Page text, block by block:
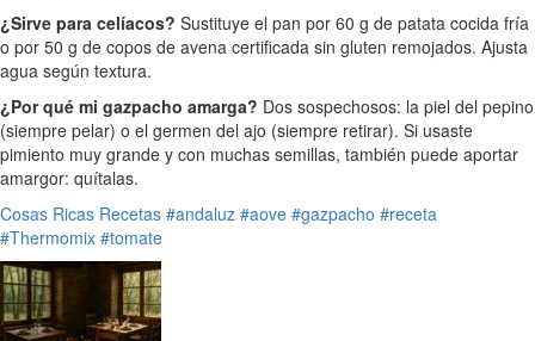
¿Sirve para celíacos? Sustituye el pan por 60 g de patata cocida fría
o por 50 g de copos de avena certificada sin gluten remojados. Ajusta
agua según textura.
¿Por qué mi gazpacho amarga? Dos sospechosos: la piel del pepino
(siempre pelar) o el germen del ajo (siempre retirar). Si usaste
pimiento muy grande y con muchas semillas, también puede aportar
amargor: quítalas.
Cosas Ricas Recetas #andaluz #aove #gazpacho #receta
#Thermomix #tomate